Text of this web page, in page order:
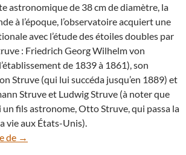
astronomique de 38 cm de diamètre, la
à l’époque, l’observatoire acquiert une
avec l’étude des étoiles doubles par
: Friedrich Georg Wilhelm von
de 1839 à 1861), son
Struve (qui lui succéda jusqu’en 1889) et
Struve et Ludwig Struve (à noter que
un fils astronome, Otto Struve, qui passa la
vie aux États-Unis).
de L’Observatoire de Pulkovo menacé par
→